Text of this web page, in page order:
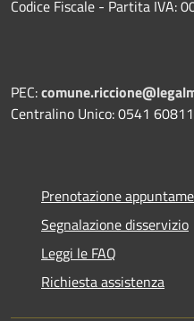
Codice Fiscale - Partita IVA:
PEC:
Centralino Unico: 0541
Prenotazione
Segnalazione disservizio
Leggi le FAQ
Richiesta assistenza